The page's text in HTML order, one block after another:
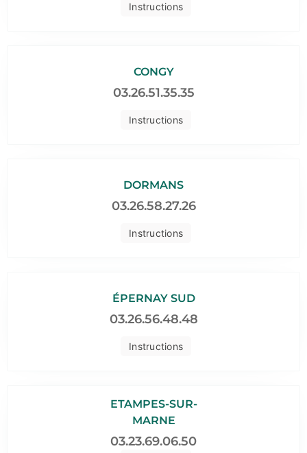
Instructions
Instructions
CONGY
03.26.51.35.35
Instructions
DORMANS
03.26.58.27.26
Instructions
ÉPERNAY SUD
03.26.56.48.48
ETAMPES-SUR-
MARNE
03.23.69.06.50